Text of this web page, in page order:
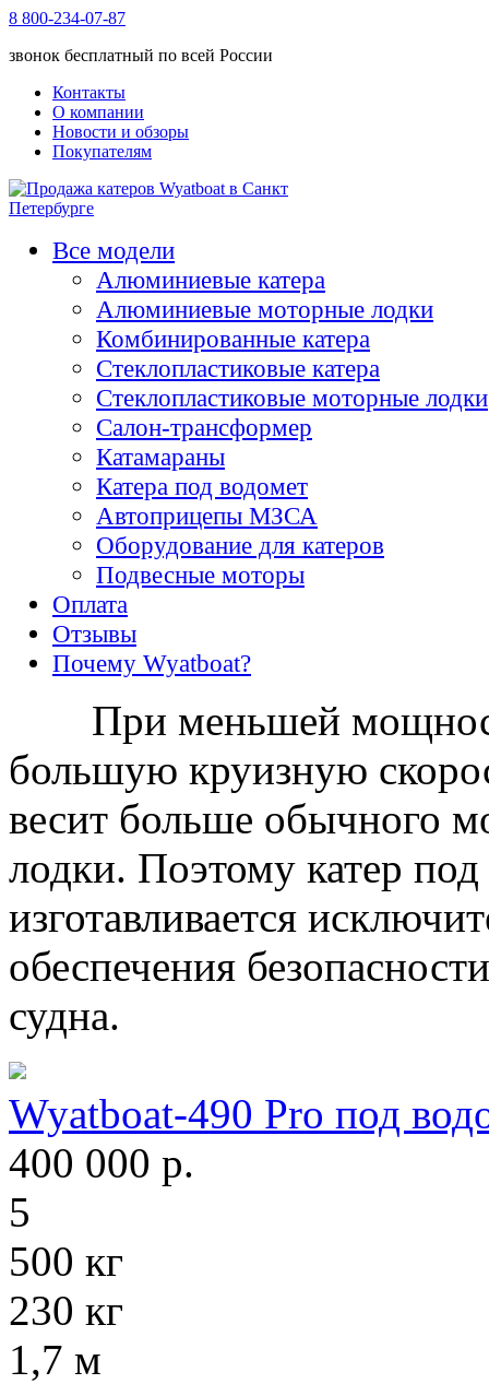
8 800-234-07-87
звонок бесплатный по всей России
Контакты
О компании
Новости и обзоры
Покупателям
Все модели
Алюминиевые катера
Алюминиевые моторные лодки
Комбинированные катера
Стеклопластиковые катера
Стеклопластиковые моторные лодки
Салон-трансформер
Катамараны
Катера под водомет
Автоприцепы МЗСА
Оборудование для катеров
Подвесные моторы
Оплата
Отзывы
Почему Wyatboat?
При меньшей
большую круизную
весит больше обычного
лодки. Поэтому катер
изготавливается
обеспечения
судна.
Wyatboat-490 Pro под
400 000 р.
5
500 кг
230 кг
1,7 м